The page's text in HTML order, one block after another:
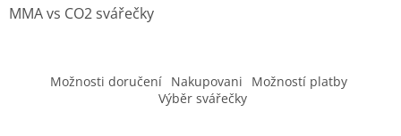
MMA vs CO2 svářečky
Možnosti doručení Nakupovani
Možností platby
Výběr svářečky